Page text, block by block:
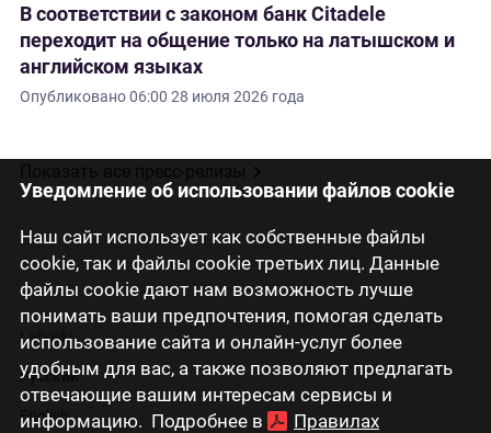
Уведомление об использовании файлов cookie
Наш сайт использует как собственные файлы
cookie, так и файлы cookie третьих лиц. Данные
файлы cookie дают нам возможность лучше
понимать ваши предпочтения, помогая сделать
использование сайта и онлайн-услуг более
удобным для вас, а также позволяют предлагать
отвечающие вашим интересам сервисы и
информацию. Подробнее в
Правилах
В соответствии с законом банк Citadele
переходит на общение только на латышском и
английском языках
Опубликовано06:00 28 июля 2026 года
Latviski
Русский
English